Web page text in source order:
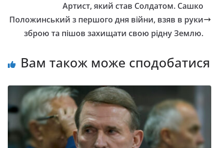
Артист, який став Солдатом. Сашко
Положинський з першого дня війни, взяв в руки
зброю та пішов захищати свою рідну Землю.
Вам також може сподобатися